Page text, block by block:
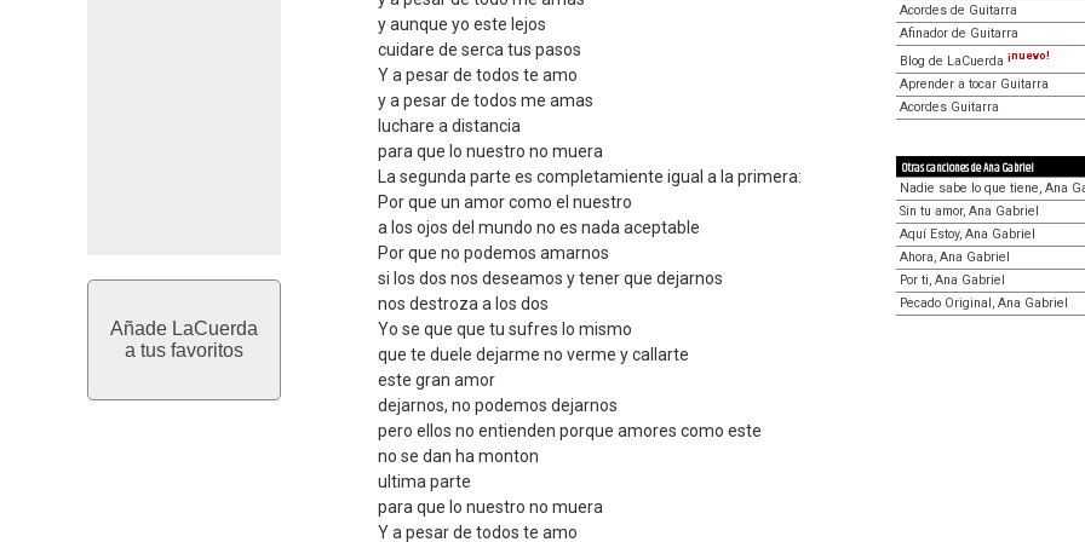
Añade LaCuerda
a tus favoritos
y aunque yo este lejos
cuidare de serca tus pasos
Y a pesar de todos te amo
y a pesar de todos me amas
luchare a distancia
para que lo nuestro no muera
La segunda parte es completamiente igual a la primera:
Por que un amor como el nuestro
a los ojos del mundo no es nada aceptable
Por que no podemos amarnos
si los dos nos deseamos y tener que dejarnos
nos destroza a los dos
Yo se que que tu sufres lo mismo
que te duele dejarme no verme y callarte
este gran amor
dejarnos, no podemos dejarnos
pero ellos no entienden porque amores como este
no se dan ha monton
ultima parte
para que lo nuestro no muera
Y a pesar de todos te amo
Acordes de Guitarra
Afinador de Guitarra
Blog de LaCuerda ¡nuevo!
Aprender a tocar Guitarra
Acordes Guitarra
Otras canciones de Ana Gabriel
Nadie sabe lo que tiene, Ana
Sin tu amor, Ana Gabriel
Aquí Estoy, Ana Gabriel
Ahora, Ana Gabriel
Por ti, Ana Gabriel
Pecado Original, Ana Gabriel